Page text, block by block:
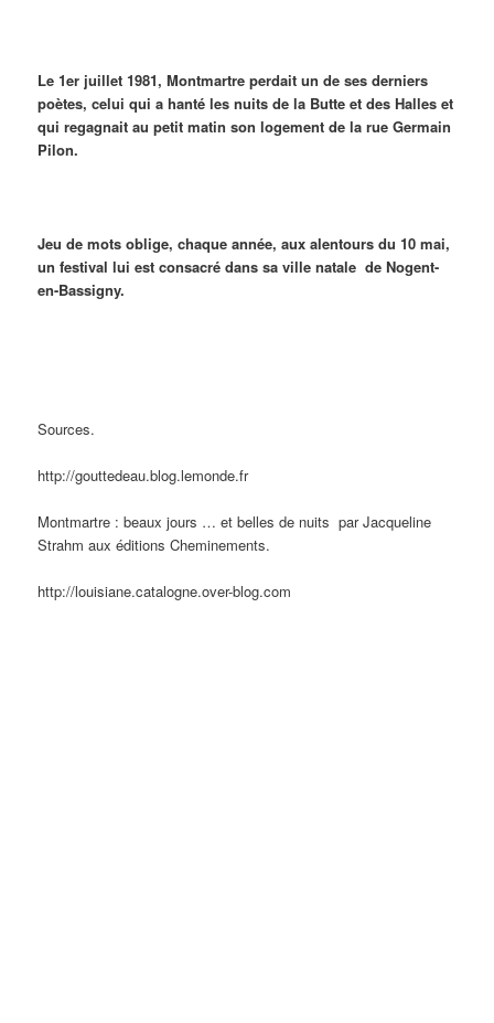
Le 1er juillet 1981, Montmartre perdait un de ses derniers
poètes, celui qui a hanté les nuits de la Butte et des Halles et
qui regagnait au petit matin son logement de la rue Germain
Pilon.
Jeu de mots oblige, chaque année, aux alentours du 10 mai,
un festival lui est consacré dans sa ville natale de Nogent-
en-Bassigny.
Sources.
http://gouttedeau.blog.lemonde.fr
Montmartre : beaux jours … et belles de nuits par Jacqueline
Strahm aux éditions Cheminements.
http://louisiane.catalogne.over-blog.com